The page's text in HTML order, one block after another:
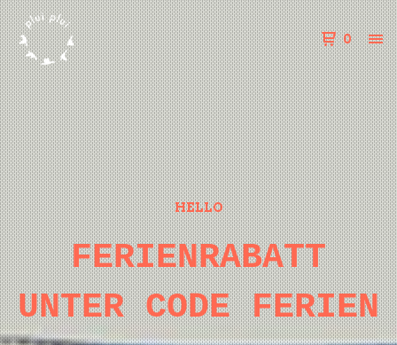
0
HELLO
FERIENRABATT
UNTER CODE FERIEN